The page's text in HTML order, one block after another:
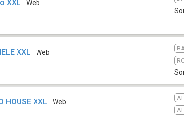
XXL Web
XXL Web
HOUSE XXL Web